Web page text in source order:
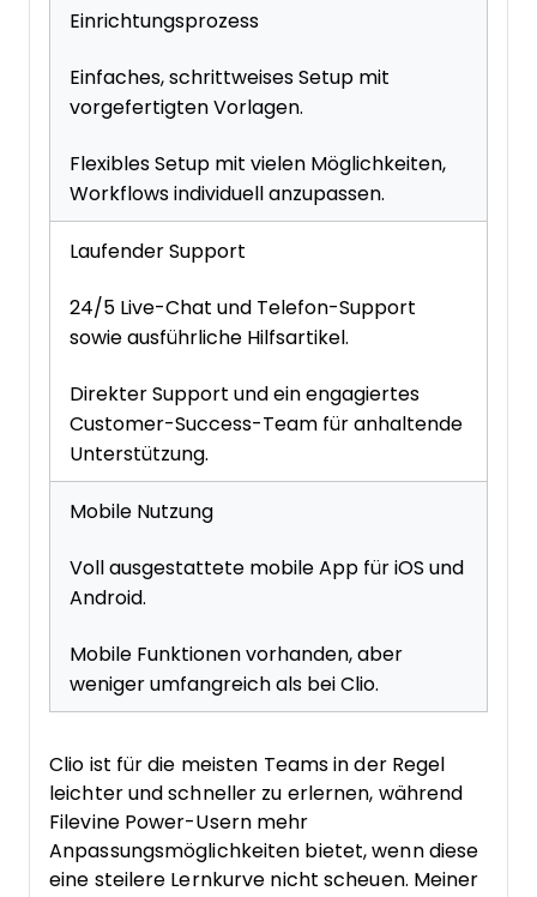
Einrichtungsprozess
Einfaches, schrittweises Setup mit
vorgefertigten Vorlagen.
Flexibles Setup mit vielen Möglichkeiten,
Workflows individuell anzupassen.
Laufender Support
24/5 Live-Chat und Telefon-Support
sowie ausführliche Hilfsartikel.
Direkter Support und ein engagiertes
Customer-Success-Team für anhaltende
Unterstützung.
Mobile Nutzung
Voll ausgestattete mobile App für iOS und
Android.
Mobile Funktionen vorhanden, aber
weniger umfangreich als bei Clio.
Clio ist für die meisten Teams in der Regel
leichter und schneller zu erlernen, während
Filevine Power-Usern mehr
Anpassungsmöglichkeiten bietet, wenn diese
eine steilere Lernkurve nicht scheuen. Meiner